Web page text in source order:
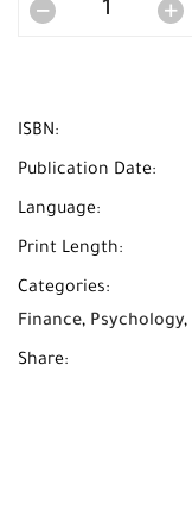
Maroc.
ISBN:
Publication Date:
Language:
Print Length:
Categories:
Finance, Psychology,
Share: